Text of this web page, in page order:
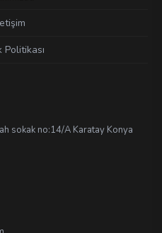
Politikası
sokak no:14/A Karatay Konya